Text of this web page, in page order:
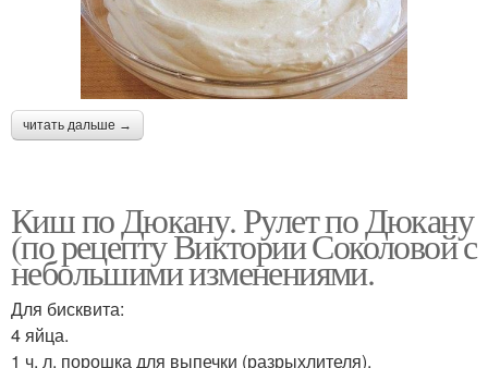
читать дальше →
Киш по Дюкану. Рулет по Дюкану
(по рецепту Виктории Соколовой с
небольшими изменениями.
Для бисквита:
4 яйца.
1 ч. л. порошка для выпечки (разрыхлителя).